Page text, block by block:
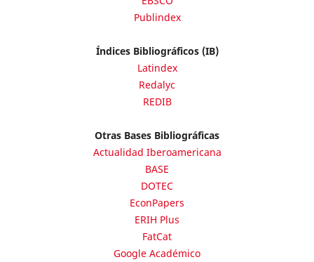
Publindex
Índices Bibliográficos (IB)
Latindex
Redalyc
REDIB
Otras Bases Bibliográficas
Actualidad Iberoamericana
BASE
DOTEC
EconPapers
ERIH Plus
FatCat
Google Académico